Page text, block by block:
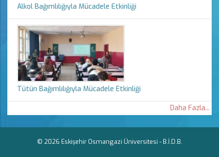
Alkol Bağımlılığıyla Mücadele Etkinliği
Tütün Bağımlılığıyla Mücadele Etkinliği
Daha Fazla...
© 2026 Eskişehir Osmangazi Üniversitesi - B.İ.D.B.